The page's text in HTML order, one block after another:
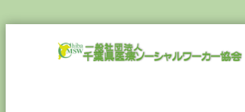
一
般